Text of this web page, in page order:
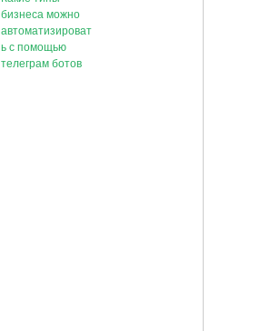
бизнеса можно
автоматизироват
ь с помощью
телеграм ботов